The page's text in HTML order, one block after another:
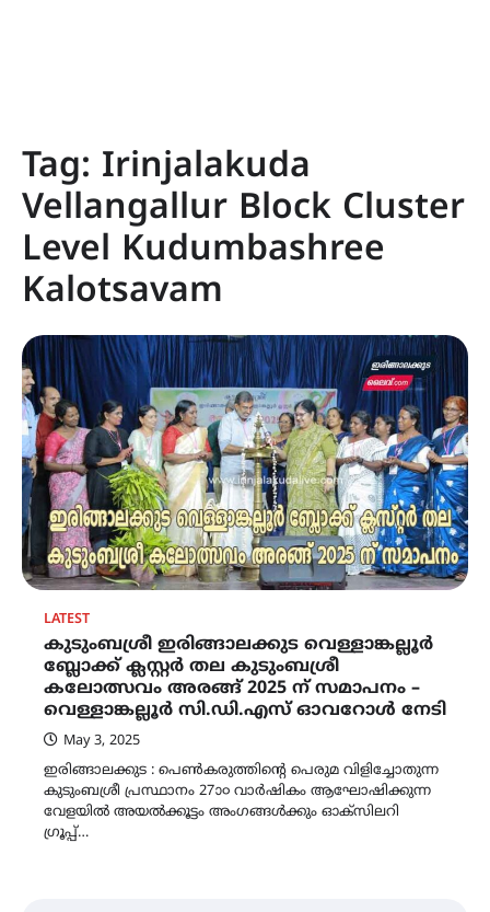
Tag: Irinjalakuda
Vellangallur Block Cluster
Level Kudumbashree
Kalotsavam
LATEST
കുടുംബശ്രീ ഇരിങ്ങാലക്കുട വെള്ളാങ്കല്ലൂർ
ബ്ലോക്ക് ക്ലസ്റ്റർ തല കുടുംബശ്രീ
കലോത്സവം അരങ്ങ് 2025 ന് സമാപനം –
വെള്ളാങ്കല്ലൂർ സി.ഡി.എസ് ഓവറോൾ നേടി
May 3, 2025
ഇരിങ്ങാലക്കുട : പെൺകരുത്തിന്റെ പെരുമ വിളിച്ചോതുന്ന
കുടുംബശ്രീ പ്രസ്ഥാനം 27ാ൦ വാർഷികം ആഘോഷിക്കുന്ന
വേളയിൽ അയൽക്കൂട്ടം അംഗങ്ങൾക്കും ഓക്സിലറി
ഗ്രൂപ്പ്…